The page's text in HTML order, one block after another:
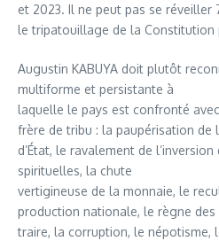
et 2023. Il ne peut pas se réveiller
le tripatouillage de la Constitution
Augustin KABUYA doit plutôt
multiforme et persistante à
laquelle le pays est confronté
frère de tribu : la paupérisation de
d’État, le ravalement de
spirituelles, la chute
vertigineuse de la monnaie, le
production nationale, le règne des
traire, la corruption, le népotisme,